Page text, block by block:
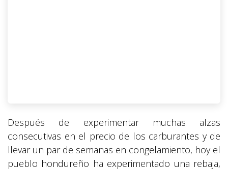
Después de experimentar muchas alzas
consecutivas en el precio de los carburantes y de
llevar un par de semanas en congelamiento, hoy el
pueblo hondureño ha experimentado una rebaja,